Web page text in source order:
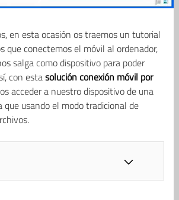
en esta ocasión os traemos un tutorial
que conectemos el móvil al ordenador,
salga como dispositivo para poder
con estasolución conexión móvil por
acceder a nuestro dispositivo de una
usando el modo tradicional de